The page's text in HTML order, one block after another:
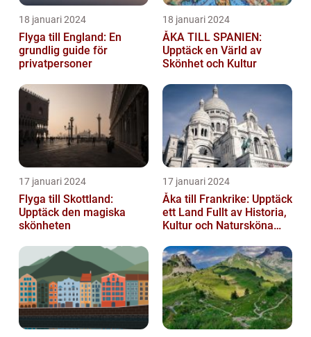
18 januari 2024
Flyga till England: En
grundlig guide för
privatpersoner
18 januari 2024
ÅKA TILL SPANIEN:
Upptäck en Värld av
Skönhet och Kultur
17 januari 2024
Flyga till Skottland:
Upptäck den magiska
skönheten
17 januari 2024
Åka till Frankrike: Upptäck
ett Land Fullt av Historia,
Kultur och Natursköna